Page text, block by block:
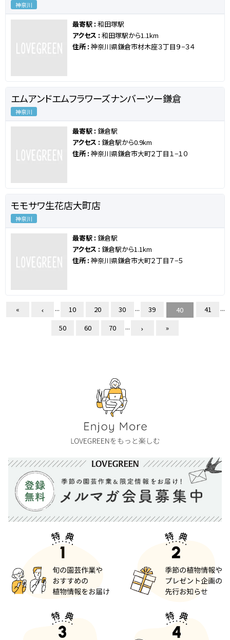
神奈川
最寄駅 : 和田塚駅
アクセス : 和田塚駅から1.1km
住所 : 神奈川県鎌倉市材木座３丁目９−３４
エムアンドエムフラワーズナンバーツー鎌倉
神奈川
最寄駅 : 鎌倉駅
アクセス : 鎌倉駅から0.9km
住所 : 神奈川県鎌倉市大町２丁目１−１０
モモサワ生花店大町店
神奈川
最寄駅 : 鎌倉駅
アクセス : 鎌倉駅から1.1km
住所 : 神奈川県鎌倉市大町２丁目７−５
« ... 10 20 30 ... 39 40 41
...
50
60 70 ... »